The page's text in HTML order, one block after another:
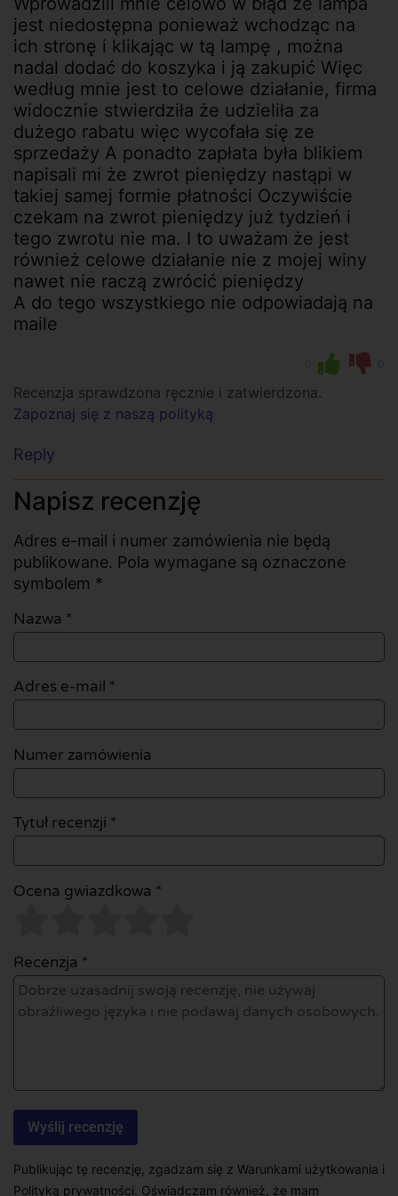
jest niedostępna ponieważ wchodząc na
ich stronę i klikając w tą lampę , można
nadal dodać do koszyka i ją zakupić Więc
według mnie jest to celowe działanie, firma
widocznie stwierdziła że udzieliła za
dużego rabatu więc wycofała się ze
sprzedaży A ponadto zapłata była blikiem
napisali mi że zwrot pieniędzy nastąpi w
takiej samej formie płatności Oczywiście
czekam na zwrot pieniędzy już tydzień i
tego zwrotu nie ma. I to uważam że jest
również celowe działanie nie z mojej winy
nawet nie raczą zwrócić pieniędzy
A do tego wszystkiego nie odpowiadają na
maile
Recenzja sprawdzona ręcznie i zatwierdzona.
Zapoznaj się z naszą polityką
Reply
Napisz recenzję
Adres e-mail i numer zamówienia nie będą
publikowane. Pola wymagane są oznaczone
symbolem *
Nazwa *
Adres e-mail *
Numer zamówienia
Tytuł recenzji *
Ocena gwiazdkowa *
Recenzja *
Publikując tę recenzję, zgadzam się z Warunkami użytkowania i
Polityką prywatności. Oświadczam również, że mam